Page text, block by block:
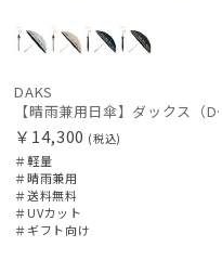
DAKS
【晴雨兼用日傘
￥14,300 (税込)
＃軽量
＃晴雨兼用
＃送料無料
＃UVカット
＃ギフト向け